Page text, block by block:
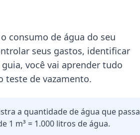
consumo de água do seu
seus gastos, identificar
você vai aprender tudo
teste de vazamento.
a quantidade de água que passa
1 m³ = 1.000 litros de água.